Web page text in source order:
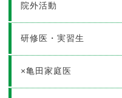
院外活動
研修医・実習生
×亀田家庭医